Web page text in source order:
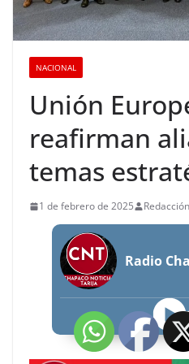
NACIONAL
Unión
reafirman
temas
1 de febrero de 2025